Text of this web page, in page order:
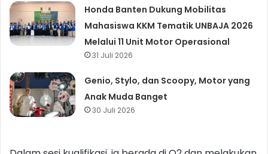
Honda Banten Dukung Mobilitas
Mahasiswa KKM Tematik UNBAJA 2026
Melalui 11 Unit Motor Operasional
31 Juli 2026
Genio, Stylo, dan Scoopy, Motor yang
Anak Muda Banget
30 Juli 2026